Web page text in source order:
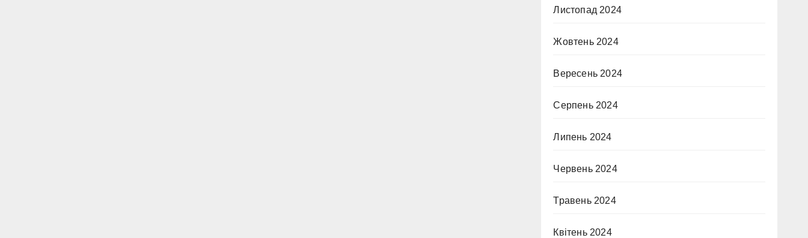
Листопад 2024
Жовтень 2024
Вересень 2024
Серпень 2024
Липень 2024
Червень 2024
Травень 2024
Квітень 2024